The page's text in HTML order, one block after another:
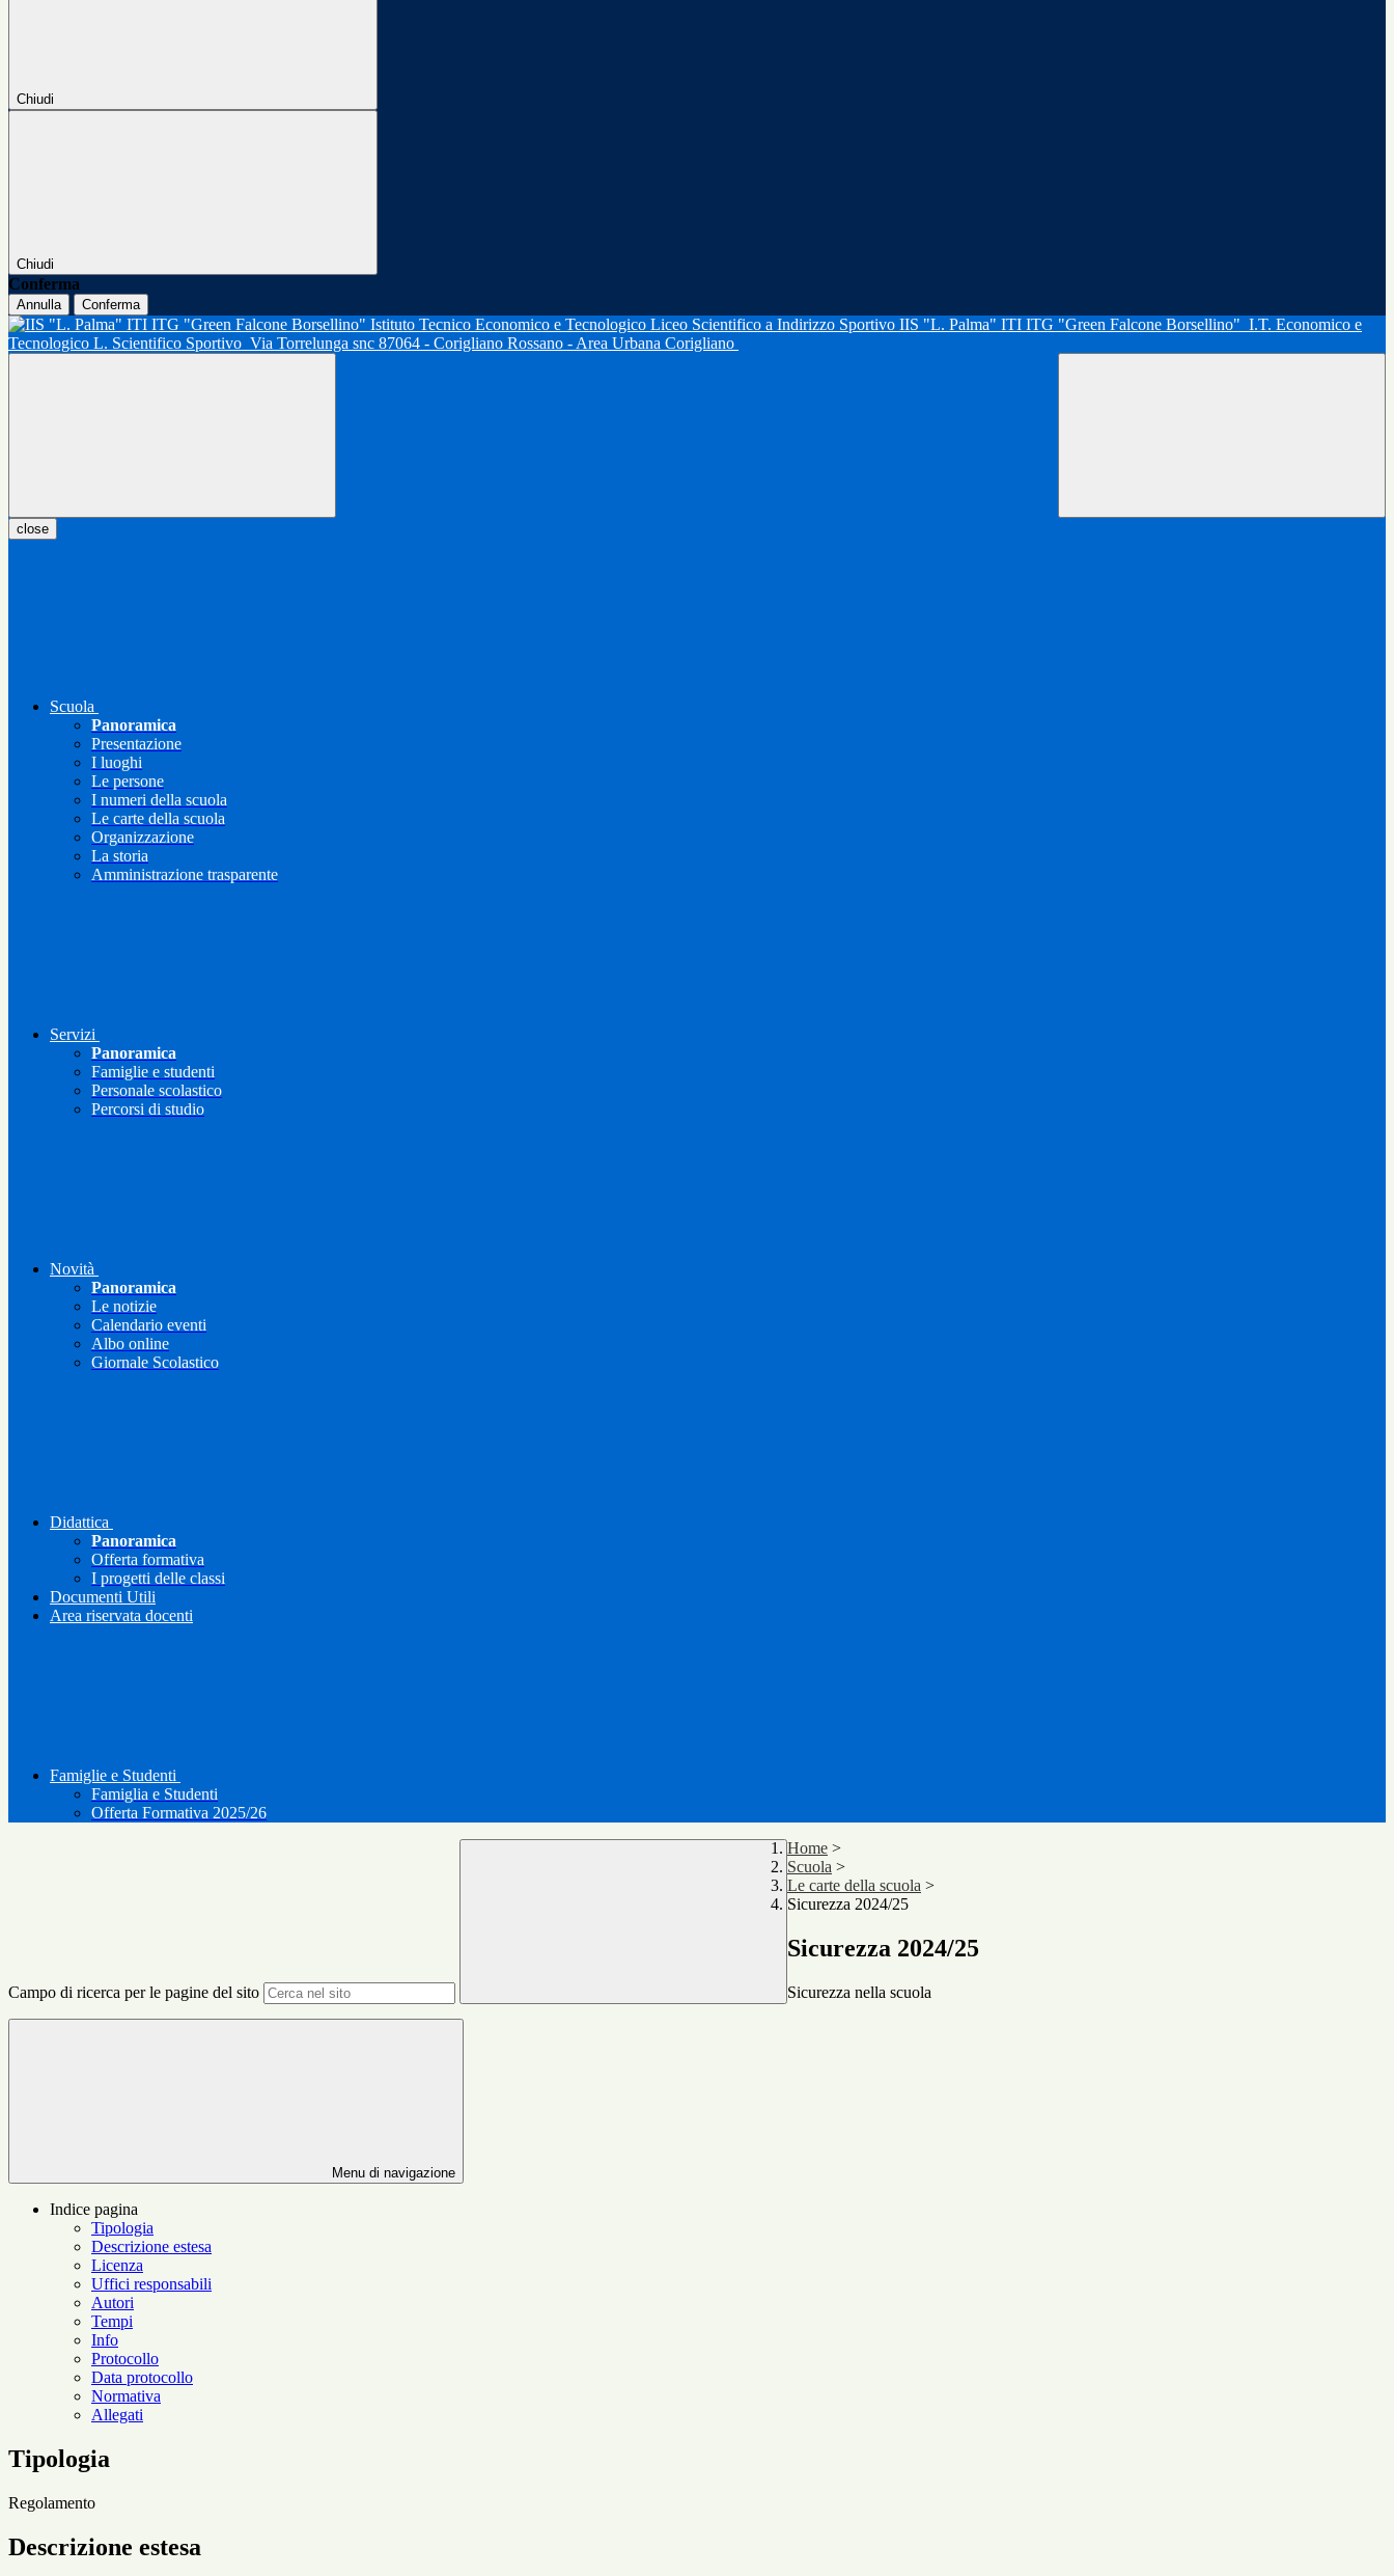
Chiudi
Chiudi
Conferma
Annulla Conferma
IIS "L. Palma" ITI ITG "Green Falcone Borsellino" I.T. Economico e
Tecnologico L. Scientifico Sportivo Via Torrelunga snc 87064 - Corigliano Rossano - Area Urbana Corigliano
close
Scuola
Panoramica
Presentazione
I luoghi
Le persone
I numeri della scuola
Le carte della scuola
Organizzazione
La storia
Amministrazione trasparente
Servizi
Panoramica
Famiglie e studenti
Personale scolastico
Percorsi di studio
Novità
Panoramica
Le notizie
Calendario eventi
Albo online
Giornale Scolastico
Didattica
Panoramica
Offerta formativa
I progetti delle classi
Documenti Utili
Area riservata docenti
Famiglie e Studenti
Famiglia e Studenti
Offerta Formativa 2025/26
Campo di ricerca per le pagine del sito
Home >
Scuola >
Le carte della scuola >
Sicurezza 2024/25
Sicurezza 2024/25
Sicurezza nella scuola
Menu di navigazione
Indice pagina
Tipologia
Descrizione estesa
Licenza
Uffici responsabili
Autori
Tempi
Info
Protocollo
Data protocollo
Normativa
Allegati
Tipologia
Regolamento
Descrizione estesa